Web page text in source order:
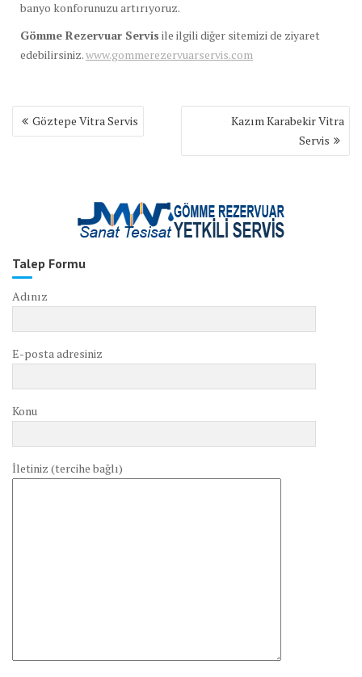
banyo konforunuzu artırıyoruz.
Gömme Rezervuar Servis ile ilgili diğer sitemizi de ziyaret
edebilirsiniz.www.gommerezervuarservis.com
Yazı
gezinmesi
Göztepe Vitra Servis
Kazım Karabekir Vitra
Servis
Talep Formu
Adınız
E-posta adresiniz
Konu
İletiniz (tercihe bağlı)